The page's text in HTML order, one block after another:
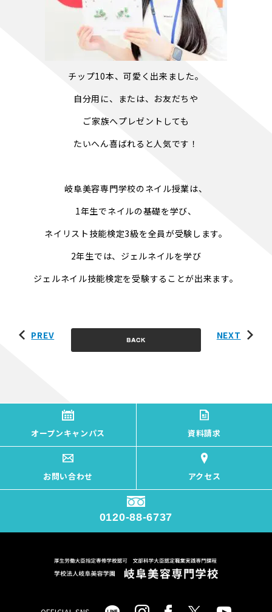
チップ10本、可愛く出来ました。
自分用に、または、お友だちや
ご家族へプレゼントしても
たいへん喜ばれると人気です！
岐阜美容専門学校のネイル授業は、
1年生でネイルの基礎を学び、
ネイリスト技能検定3級を全員が受験します。
2年生では、ジェルネイルを学び
ジェルネイル技能検定を受験することが出来ます。
PREV NEXT
オープンキャンパス 資料請求
お問い合わせ アクセス
0120-88-6737